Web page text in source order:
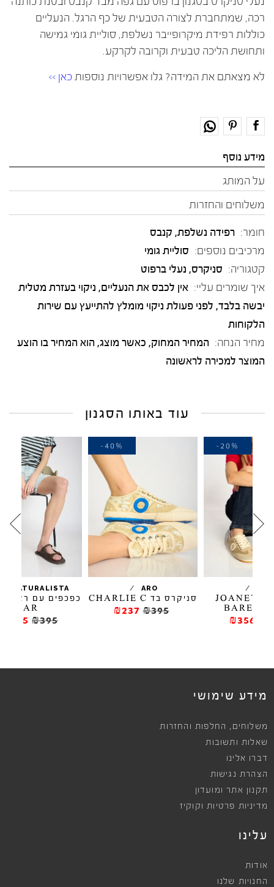
רכה, שמתחברת לצורה הטבעית של כף הרגל. הנעליים
כוללות רפידת מיקרופייבר נשלפת, סוליית גומי גמישה
ותחושת הליכה טבעית וקרובה לקרקע.
לא מצאתם את המידה? גלו אפשרויות נוספות כאן >>
מידע נוסף
על המותג
משלוחים והחזרות
חומר: רפידה נשלפת, קנבס
מרכיבים נוספים: סוליית גומי
קטגוריה: סניקרס, נעלי ברפוט
איך שומרים עליי: אין לכבס את הנעליים, ניקוי בעזרת מטלית
יבשה בלבד, לפני פעולת ניקוי מומלץ להתייעץ עם שירות
הלקוחות
מחיר הנחה: המחיר המחוק, כאשר מוצג, הוא המחיר בו הוצע
המוצר למכירה לראשונה
עוד באותו הסגנון
סניקרס בד CHARLIE C
₪237
EL NATURALISTA
/
כפכפים עם רצועות דקות
₪276.5
-30%
מידע שימושי
משלוחים , החלפות והחזרות
שאלות ותשובות
דברו אלינו
הצהרת נגישות
תקנון אתר ומועדון
מדיניות פרטיות וקוקיז
עלינו
אודות
החנויות שלנו